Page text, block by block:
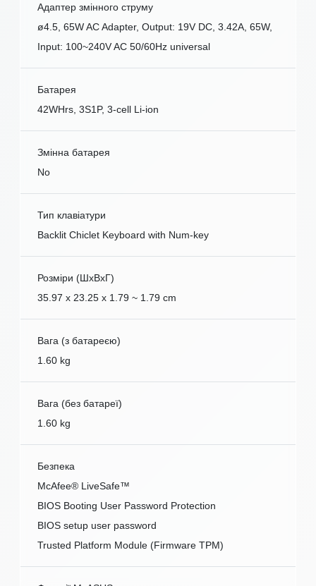
Адаптер змінного струму
ø4.5, 65W AC Adapter, Output: 19V DC, 3.42A, 65W,
Input: 100~240V AC 50/60Hz universal
Батарея
42WHrs, 3S1P, 3-cell Li-ion
Змінна батарея
No
Тип клавіатури
Backlit Chiclet Keyboard with Num-key
Розміри (ШxВxГ)
35.97 x 23.25 x 1.79 ~ 1.79 cm
Вага (з батареєю)
1.60 kg
Вага (без батареї)
1.60 kg
Безпека
McAfee® LiveSafe™
BIOS Booting User Password Protection
BIOS setup user password
Trusted Platform Module (Firmware TPM)